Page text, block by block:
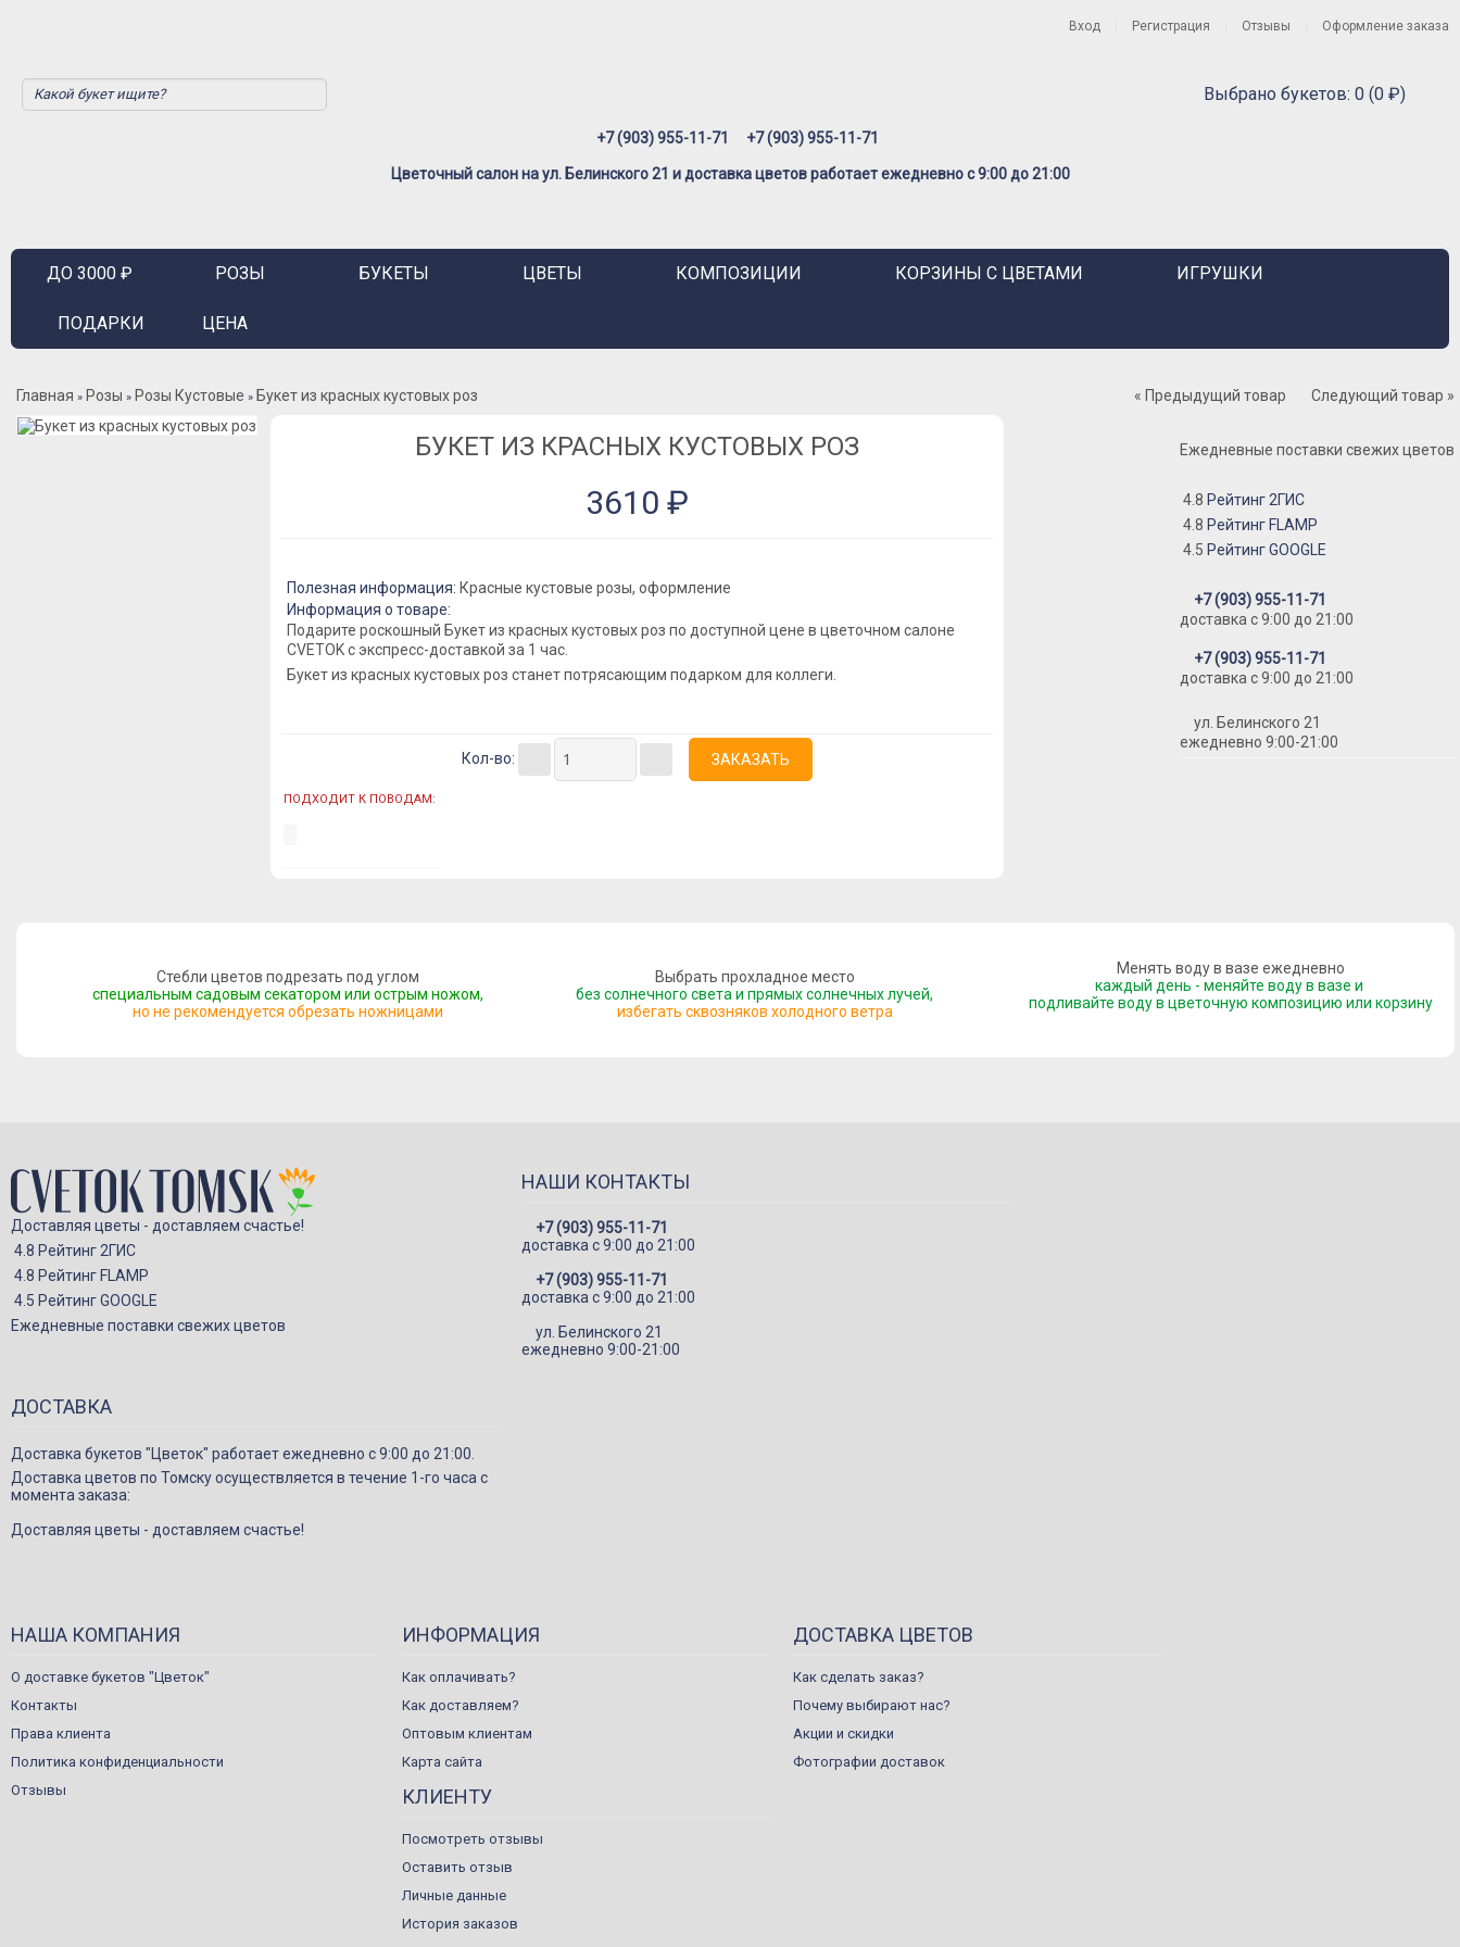
Вход Регистрация Отзывы Оформление заказа
Выбрано букетов: 0 (0 ₽)
+7 (903) 955-11-71 +7 (903) 955-11-71
Цветочный салон на ул. Белинского 21 и доставка цветов работает ежедневно с 9:00 до 21:00
ДО 3000 ₽ РОЗЫ БУКЕТЫ ЦВЕТЫ КОМПОЗИЦИИ КОРЗИНЫ С ЦВЕТАМИ ИГРУШКИ
ПОДАРКИ ЦЕНА
Главная » Розы » Розы Кустовые » Букет из красных кустовых роз « Предыдущий товар Следующий товар »
БУКЕТ ИЗ КРАСНЫХ КУСТОВЫХ РОЗ
3610 ₽
Полезная информация: Красные кустовые розы, оформление
Информация о товаре:
Подарите роскошный Букет из красных кустовых роз по доступной цене в цветочном салоне
CVETOK с экспресс-доставкой за 1 час.
Букет из красных кустовых роз станет потрясающим подарком для коллеги.
Кол-во:
ПОДХОДИТ К ПОВОДАМ:
Ежедневные поставки свежих цветов
4.8 Рейтинг 2ГИС
4.8 Рейтинг FLAMP
4.5 Рейтинг GOOGLE
+7 (903) 955-11-71
доставка c 9:00 до 21:00
+7 (903) 955-11-71
доставка c 9:00 до 21:00
ул. Белинского 21
ежедневно 9:00-21:00
Стебли цветов подрезать под углом
специальным садовым секатором или острым ножом,
но не рекомендуется обрезать ножницами
Выбрать прохладное место
без солнечного света и прямых солнечных лучей,
избегать сквозняков холодного ветра
Менять воду в вазе ежедневно
каждый день - меняйте воду в вазе и
подливайте водув цветочную композицию или корзину
Доставляя цветы - доставляем счастье!
4.8 Рейтинг 2ГИС
4.8 Рейтинг FLAMP
4.5 Рейтинг GOOGLE
Ежедневные поставки свежих цветов
НАШИ КОНТАКТЫ
+7 (903) 955-11-71
доставка c 9:00 до 21:00
+7 (903) 955-11-71
доставка c 9:00 до 21:00
ул. Белинского 21
ежедневно 9:00-21:00
ДОСТАВКА
Доставка букетов "Цветок" работает ежедневно с 9:00 до 21:00.
Доставка цветов по Томску осуществляется в течение 1-го часа с
момента заказа:
Доставляя цветы - доставляем счастье!
НАША КОМПАНИЯ
О доставке букетов "Цветок"
Контакты
Права клиента
Политика конфиденциальности
Отзывы
ИНФОРМАЦИЯ
Как оплачивать?
Как доставляем?
Оптовым клиентам
Карта сайта
ДОСТАВКА ЦВЕТОВ
Как сделать заказ?
Почему выбирают нас?
Акции и скидки
Фотографии доставок
КЛИЕНТУ
Посмотреть отзывы
Оставить отзыв
Личные данные
История заказов